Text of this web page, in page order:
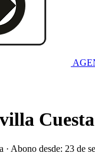
Cuesta
· Abono desde: 23 de